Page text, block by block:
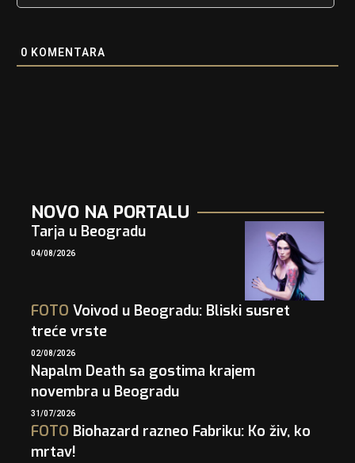
0 KOMENTARA
NOVO NA PORTALU
Tarja u Beogradu
04/08/2026
FOTO Voivod u Beogradu: Bliski susret
treće vrste
02/08/2026
Napalm Death sa gostima krajem
novembra u Beogradu
31/07/2026
FOTO Biohazard razneo Fabriku: Ko živ, ko
mrtav!